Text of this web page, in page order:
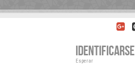
IDENTIFICARSE
Esperar